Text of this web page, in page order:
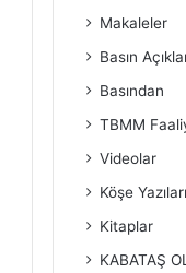
Makaleler
Basın
Basından
TBMM
Videolar
Köşe Yazıları
Kitaplar
KABATAŞ